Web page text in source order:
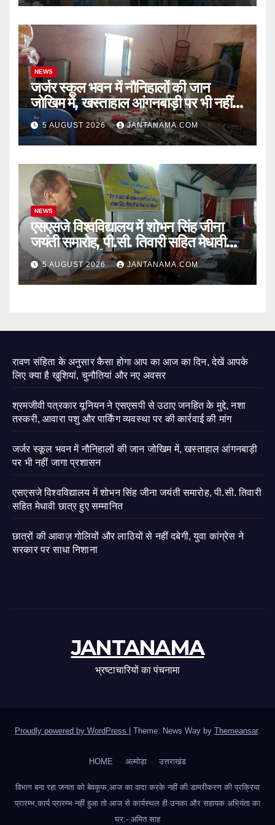
NEWS
जर्जर स्कूल भवन में नौनिहालों की जान
जोखिम में, खस्ताहाल आंगनबाड़ी पर भी नहीं
जागा प्रशासन
5 AUGUST 2026 JANTANAMA.COM
NEWS
एसएसजे विश्वविद्यालय में शोभन सिंह जीना
जयंती समारोह, पी.सी. तिवारी सहित मेधावी
छात्र हुए सम्मानित
5 AUGUST 2026 JANTANAMA.COM
रावण संहिता के अनुसार कैसा होगा आप का आज का दिन, देखें आपके
लिए क्या है खुशियां, चुनौतियां और नए अवसर
श्रमजीवी पत्रकार यूनियन ने एसएसपी से उठाए जनहित के मुद्दे, नशा
तस्करी, आवारा पशु और पार्किंग व्यवस्था पर की कार्रवाई की मांग
जर्जर स्कूल भवन में नौनिहालों की जान जोखिम में, खस्ताहाल आंगनबाड़ी
पर भी नहीं जागा प्रशासन
एसएसजे विश्वविद्यालय में शोभन सिंह जीना जयंती समारोह, पी.सी. तिवारी
सहित मेधावी छात्र हुए सम्मानित
छात्रों की आवाज़ गोलियों और लाठियों से नहीं दबेगी, युवा कांग्रेस ने
सरकार पर साधा निशाना
JANTANAMA
भ्रष्टाचारियों का पंचनामा
Proudly powered by WordPress Theme: News Way by Themeansar.
HOME अल्मोड़ा उत्तराखंड
विभाग बना रहा जनता को बेवकूफ,आज का वादा करके नहीं की डामरीकरण की प्रक्रिया
प्रारम्भ,कार्य प्रारम्भ नहीं हुआ तो आज से कार्यस्थल ही उनका और सहायक अभियंता का
घर:- अमित साह